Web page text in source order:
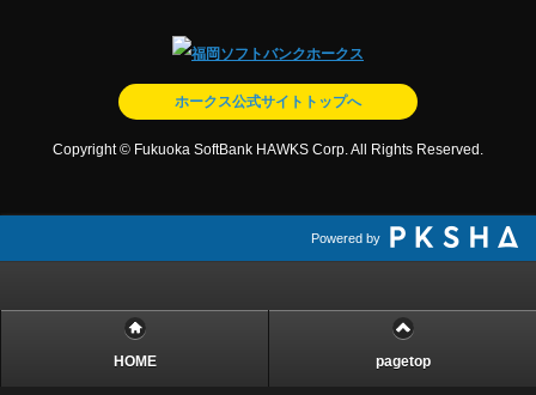
ホークス公式サイトトップへ
Copyright © Fukuoka SoftBank HAWKS Corp. All Rights Reserved.
Powered by
HOME pagetop